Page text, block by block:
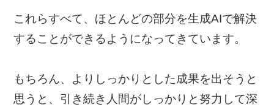
これらすべて、ほとんどの部分を生成AIで解決
することができるようになってきています。
もちろん、よりしっかりとした成果を出そうと
思うと、引き続き人間がしっかりと努力して深